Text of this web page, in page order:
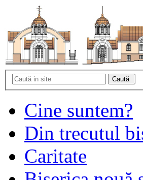
Cine suntem?
Din trecutul
Caritate